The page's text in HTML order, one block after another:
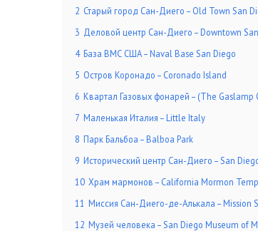
2 Старый город Сан-Диего – Old Town San
3 Деловой центр Сан-Диего – Downtown
4 База ВМС США – Naval Base San Diego
5 Остров Коронадо – Coronado Island
6 Квартал Газовых фонарей – (The Gaslamp
7 Маленькая Италия – Little Italy
8 Парк Бальбоа – Balboa Park
9 Исторический центр Сан-Диего – San
10 Храм мармонов – California Mormon
11 Миссия Сан-Диего-де-Алькала – Mission
12 Музей человека – San Diego Museum of